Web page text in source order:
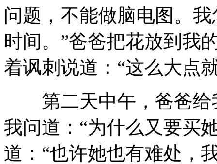
问题，不能做脑电图。
时间。”爸爸把花放到我
着讽刺说道：“这么大点
第二天中午，爸爸给
我问道：“为什么又要买
道：“也许她也有难处，